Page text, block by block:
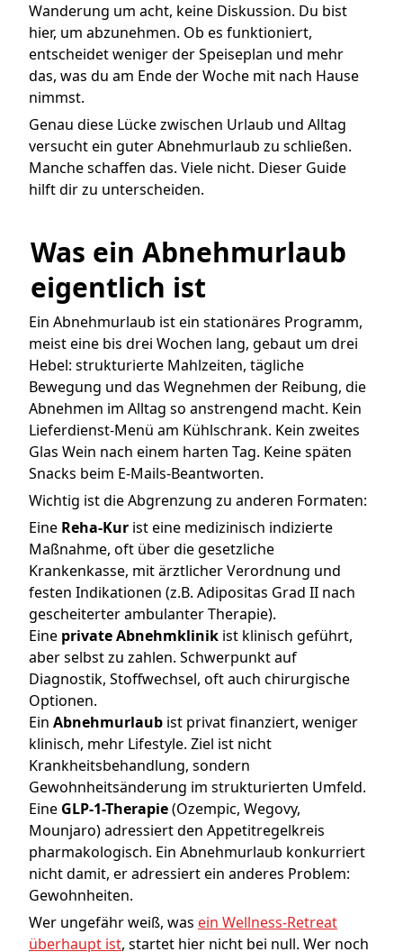
Wanderung um acht, keine Diskussion. Du bist
hier, um abzunehmen. Ob es funktioniert,
entscheidet weniger der Speiseplan und mehr
das, was du am Ende der Woche mit nach Hause
nimmst.
Genau diese Lücke zwischen Urlaub und Alltag
versucht ein guter Abnehmurlaub zu schließen.
Manche schaffen das. Viele nicht. Dieser Guide
hilft dir zu unterscheiden.
Was ein Abnehmurlaub
eigentlich ist
Ein Abnehmurlaub ist ein stationäres Programm,
meist eine bis drei Wochen lang, gebaut um drei
Hebel: strukturierte Mahlzeiten, tägliche
Bewegung und das Wegnehmen der Reibung, die
Abnehmen im Alltag so anstrengend macht. Kein
Lieferdienst-Menü am Kühlschrank. Kein zweites
Glas Wein nach einem harten Tag. Keine späten
Snacks beim E-Mails-Beantworten.
Wichtig ist die Abgrenzung zu anderen Formaten:
Eine Reha-Kur ist eine medizinisch indizierte
Maßnahme, oft über die gesetzliche
Krankenkasse, mit ärztlicher Verordnung und
festen Indikationen (z.B. Adipositas Grad II nach
gescheiterter ambulanter Therapie).
Eine private Abnehmklinik ist klinisch geführt,
aber selbst zu zahlen. Schwerpunkt auf
Diagnostik, Stoffwechsel, oft auch chirurgische
Optionen.
Ein Abnehmurlaub ist privat finanziert, weniger
klinisch, mehr Lifestyle. Ziel ist nicht
Krankheitsbehandlung, sondern
Gewohnheitsänderung im strukturierten Umfeld.
Eine GLP-1-Therapie(Ozempic, Wegovy,
Mounjaro) adressiert den Appetitregelkreis
pharmakologisch. Ein Abnehmurlaub konkurriert
nicht damit, er adressiert ein anderes Problem:
Gewohnheiten.
Wer ungefähr weiß, was ein Wellness-Retreat
überhaupt ist, startet hier nicht bei null. Wer noch